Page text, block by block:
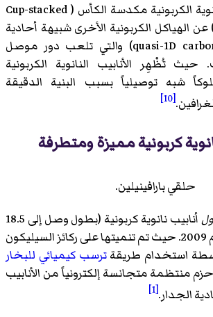
الكربونية مكدسة الكأس (Cup-stacked
عن الهياكل الكربونية الأخرى شبيهة أحادية
quasi-1D)‏ والتي تلعب دور موصل
حيث تُظْهِر الأنابيب النانوية الكربونية
شبه توصيلياً بسبب البنية الدقيقة
[10]
كربونية مميزة ومتطرفة
حلقي بارافينيلين.
أنابيب نانوية كربونية (بطول وصل إلى 18.5
سنتيمتراً) ظهرت عام 2009. حيث تم تنميتها على ركائز السيليكون
استخدام طريقةترسب كيميائي للبخار
منتظمة متجانسة إلكترونياً من الأنابيب
الجدار.[1]